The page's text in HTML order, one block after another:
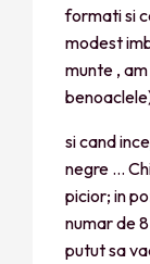
formati si
modest
munte ,
si cand
negre …
picior; in
numar de
putut sa